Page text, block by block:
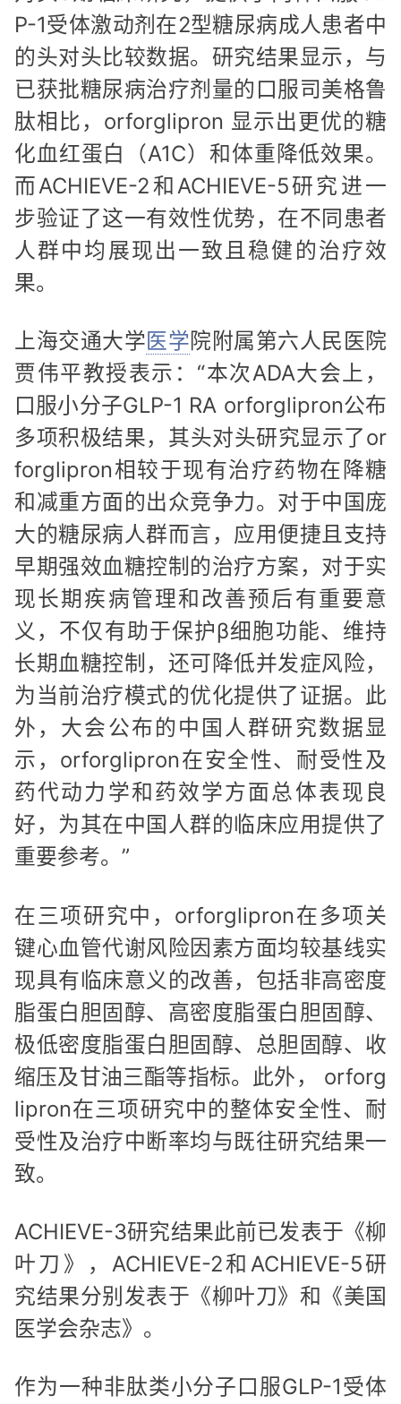
P-1受体激动剂在2型糖尿病成人患者中
的头对头比较数据。研究结果显示，与
已获批糖尿病治疗剂量的口服司美格鲁
肽相比，orforglipron 显示出更优的糖
化血红蛋白（A1C）和体重降低效果。
而ACHIEVE-2和ACHIEVE-5研究进一
步验证了这一有效性优势，在不同患者
人群中均展现出一致且稳健的治疗效
果。
上海交通大学医学院附属第六人民医院
贾伟平教授表示：“本次ADA大会上，
口服小分子GLP-1 RA orforglipron公布
多项积极结果，其头对头研究显示了or
forglipron相较于现有治疗药物在降糖
和减重方面的出众竞争力。对于中国庞
大的糖尿病人群而言，应用便捷且支持
早期强效血糖控制的治疗方案，对于实
现长期疾病管理和改善预后有重要意
义，不仅有助于保护β细胞功能、维持
长期血糖控制，还可降低并发症风险，
为当前治疗模式的优化提供了证据。此
外，大会公布的中国人群研究数据显
示，orforglipron在安全性、耐受性及
药代动力学和药效学方面总体表现良
好，为其在中国人群的临床应用提供了
重要参考。”
在三项研究中，orforglipron在多项关
键心血管代谢风险因素方面均较基线实
现具有临床意义的改善，包括非高密度
脂蛋白胆固醇、高密度脂蛋白胆固醇、
极低密度脂蛋白胆固醇、总胆固醇、收
缩压及甘油三酯等指标。此外， orforg
lipron在三项研究中的整体安全性、耐
受性及治疗中断率均与既往研究结果一
致。
ACHIEVE-3研究结果此前已发表于《柳
叶刀》，ACHIEVE-2和ACHIEVE-5研
究结果分别发表于《柳叶刀》和《美国
医学会杂志》。
作为一种非肽类小分子口服GLP-1受体